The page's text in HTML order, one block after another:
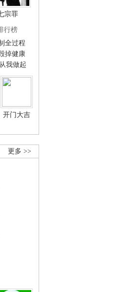
宗罪
行榜
全过程
掉健康
我做起
开门大吉
更多 >>